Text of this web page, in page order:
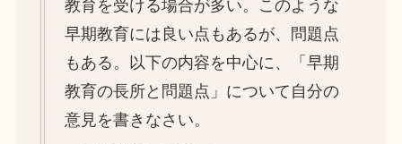
教育を受ける場合が多い。このような
早期教育には良い点もあるが、問題点
もある。以下の内容を中心に、「早期
教育の長所と問題点」について自分の
意見を書きなさい。